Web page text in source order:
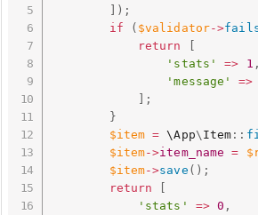
] ) ;
if
( $validator->
return
[
'stats'
=> 1 ,
'message'
=>
] ;
}
$item = \App\ Item : :
$item->item_name =
$item->save ( ) ;
return
[
'stats'
=> 0 ,